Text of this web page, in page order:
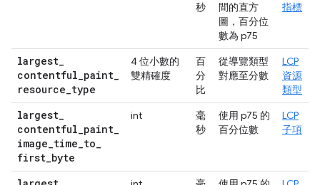
秒
間的直方
圖，百分位
數為 p75
指標
largest_
contentful_paint_
resource_type
4 位小數的
雙精確度
百
分
比
從導覽類型
對應至分數
LCP
資源
類型
largest_
contentful_paint_
image_time_to_
first_byte
int
毫
秒
使用 p75 的
百分位數
LCP
子項